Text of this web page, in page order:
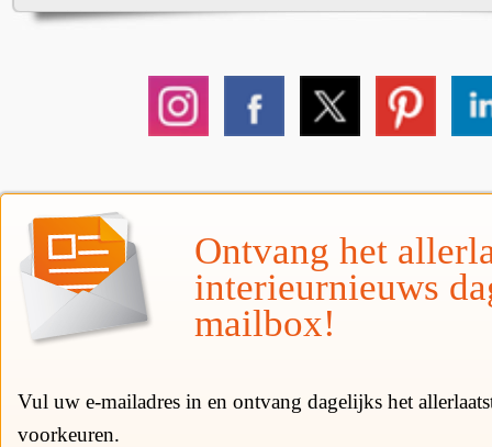
Ontvang het
interieurnieuws
mailbox!
Vul uw e-mailadres in en ontvang dagelijks het
voorkeuren.